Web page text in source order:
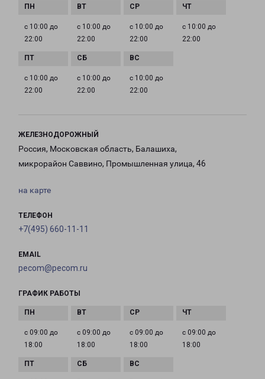
с 10:00 до
22:00
с 10:00 до
22:00
с 10:00 до
22:00
с 10:00 до
22:00
с 10:00 до
22:00
с 10:00 до
22:00
с 10:00 до
22:00
ЖЕЛЕЗНОДОРОЖНЫЙ
Россия, Московская область, Балашиха,
микрорайон Саввино, Промышленная улица, 46
на карте
ТЕЛЕФОН
+7(495) 660-11-11
EMAIL
pecom@pecom.ru
ГРАФИК РАБОТЫ
с 09:00 до
18:00
с 09:00 до
18:00
с 09:00 до
18:00
с 09:00 до
18:00